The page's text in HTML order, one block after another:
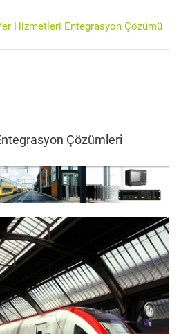
Hizmetleri Entegrasyon Çözümü
Çözümleri